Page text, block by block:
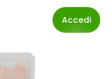
Accedi